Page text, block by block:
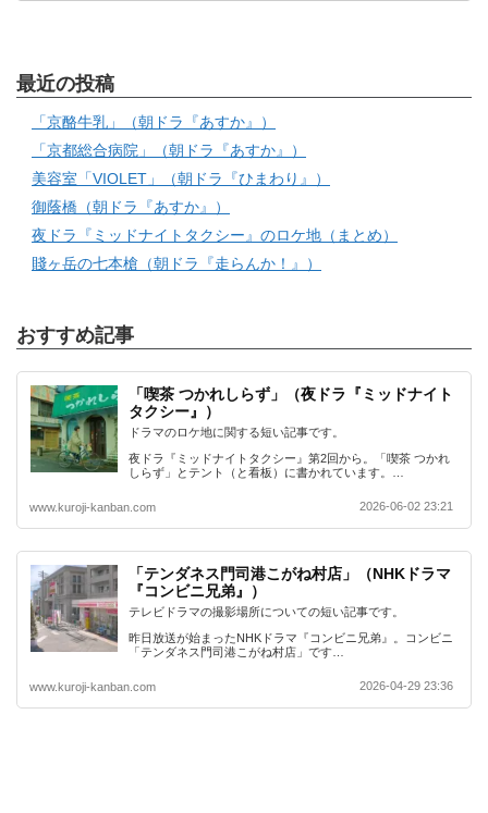
最近の投稿
「京酪牛乳」（朝ドラ『あすか』）
「京都総合病院」（朝ドラ『あすか』）
美容室「VIOLET」（朝ドラ『ひまわり』）
御蔭橋（朝ドラ『あすか』）
夜ドラ『ミッドナイトタクシー』のロケ地（まとめ）
賤ヶ岳の七本槍（朝ドラ『走らんか！』）
おすすめ記事
「喫茶 つかれしらず」（夜ドラ『ミッドナイト
タクシー』）
ドラマのロケ地に関する短い記事です。
夜ドラ『ミッドナイトタクシー』第2回から。「喫茶 つかれ
しらず」とテント（と看板）に書かれています。…
www.kuroji-kanban.com 2026-06-02 23:21
「テンダネス門司港こがね村店」（NHKドラマ
『コンビニ兄弟』）
テレビドラマの撮影場所についての短い記事です。
昨日放送が始まったNHKドラマ『コンビニ兄弟』。コンビニ
「テンダネス門司港こがね村店」です…
www.kuroji-kanban.com 2026-04-29 23:36